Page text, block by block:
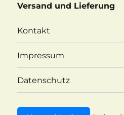
Versand und Lieferung
Kontakt
Impressum
Datenschutz